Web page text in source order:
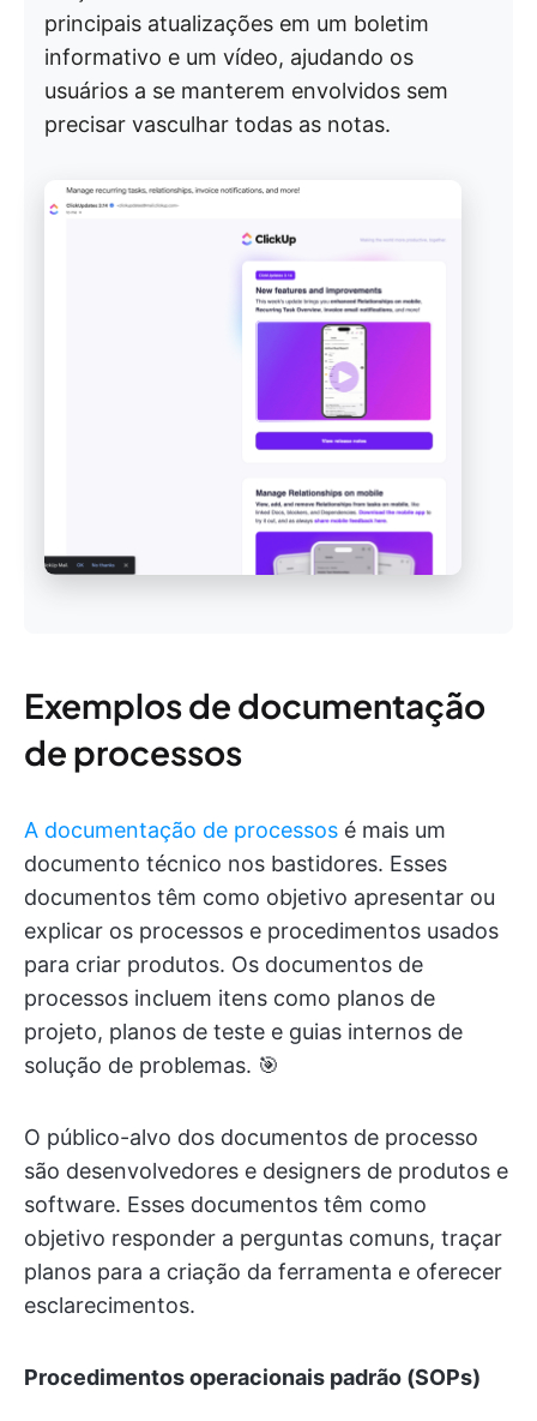
principais atualizações em um boletim
informativo e um vídeo, ajudando os
usuários a se manterem envolvidos sem
precisar vasculhar todas as notas.
Exemplos de documentação
de processos
A documentação de processos é mais um
documento técnico nos bastidores. Esses
documentos têm como objetivo apresentar ou
explicar os processos e procedimentos usados
para criar produtos. Os documentos de
processos incluem itens como planos de
projeto, planos de teste e guias internos de
solução de problemas. 🎯
O público-alvo dos documentos de processo
são desenvolvedores e designers de produtos e
software. Esses documentos têm como
objetivo responder a perguntas comuns, traçar
planos para a criação da ferramenta e oferecer
esclarecimentos.
Procedimentos operacionais padrão (SOPs)